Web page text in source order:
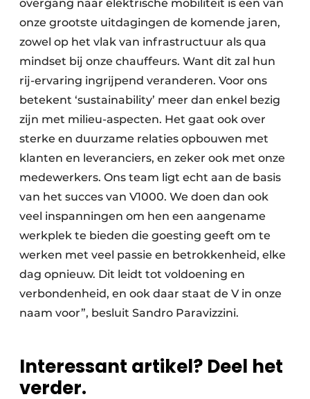
overgang naar elektrische mobiliteit is een van
onze grootste uitdagingen de komende jaren,
zowel op het vlak van infrastructuur als qua
mindset bij onze chauffeurs. Want dit zal hun
rij-ervaring ingrijpend veranderen. Voor ons
betekent ‘sustainability’ meer dan enkel bezig
zijn met milieu-aspecten. Het gaat ook over
sterke en duurzame relaties opbouwen met
klanten en leveranciers, en zeker ook met onze
medewerkers. Ons team ligt echt aan de basis
van het succes van V1000. We doen dan ook
veel inspanningen om hen een aangename
werkplek te bieden die goesting geeft om te
werken met veel passie en betrokkenheid, elke
dag opnieuw. Dit leidt tot voldoening en
verbondenheid, en ook daar staat de V in onze
naam voor”, besluit Sandro Paravizzini.
Interessant artikel? Deel het
verder.